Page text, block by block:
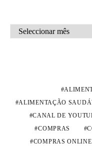
ARQUIVO
ALIMENTAÇÃO
CANAL DE
COMPRAS
COMPRAS ONLINE